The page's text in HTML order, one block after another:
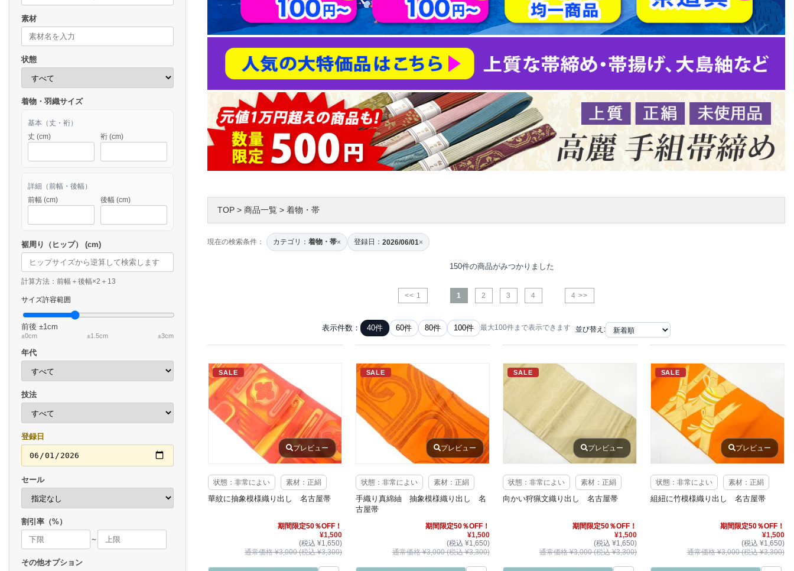
素材
状態
着物・羽織サイズ
基本（丈・裄）
丈 (cm)
裄 (cm)
詳細（前幅・後幅）
前幅 (cm)
後幅 (cm)
裾周り（ヒップ） (cm)
計算方法：前幅＋後幅×2＋13
サイズ許容範囲
前後 ±1cm
±0cm ±1.5cm ±3cm
年代
技法
登録日
セール
割引率（%）
～
その他オプション
TOP > 商品一覧 > 着物・帯
現在の検索条件： カテゴリ： 着物・帯× 登録日： 2026/06/01×
150件の商品がみつかりました
<< 1 1 2 3 4 4 >>
表示件数： 40件 60件 80件 100件 最大100件まで表示できます 並び替え:
SALE
プレビュー
状態：非常によい 素材：正絹
華紋に抽象模様織り出し 名古屋帯
期間限定50％OFF！
¥1,500
(税込 ¥1,650)
通常価格 ¥3,000 (税込 ¥3,300)
SALE
プレビュー
状態：非常によい 素材：正絹
手織り真綿紬 抽象模様織り出し 名
古屋帯
期間限定50％OFF！
¥1,500
(税込 ¥1,650)
通常価格 ¥3,000 (税込 ¥3,300)
SALE
プレビュー
状態：非常によい 素材：正絹
向かい狩猟文織り出し 名古屋帯
期間限定50％OFF！
¥1,500
(税込 ¥1,650)
通常価格 ¥3,000 (税込 ¥3,300)
SALE
プレビュー
状態：非常によい 素材：正絹
組紐に竹模様織り出し 名古屋帯
期間限定50％OFF！
¥1,500
(税込 ¥1,650)
通常価格 ¥3,000 (税込 ¥3,300)